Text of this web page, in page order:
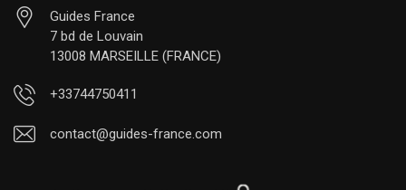
Guides France
7 bd de Louvain
13008 MARSEILLE (FRANCE)
+33744750411
contact@guides-france.com